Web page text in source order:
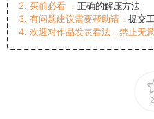
2. 买前必看 ： 正确的解压方法
3. 有问题建议需要帮助请： 提交
4. 欢迎对作品发表看法，禁止无